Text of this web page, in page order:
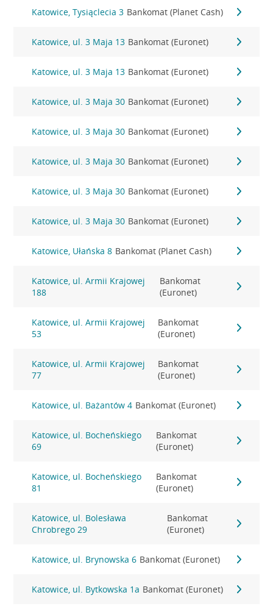
Katowice, Tysiąclecia 3 Bankomat (Planet Cash)
Katowice, ul. 3 Maja 13 Bankomat (Euronet)
Katowice, ul. 3 Maja 13 Bankomat (Euronet)
Katowice, ul. 3 Maja 30 Bankomat (Euronet)
Katowice, ul. 3 Maja 30 Bankomat (Euronet)
Katowice, ul. 3 Maja 30 Bankomat (Euronet)
Katowice, ul. 3 Maja 30 Bankomat (Euronet)
Katowice, ul. 3 Maja 30 Bankomat (Euronet)
Katowice, Ułańska 8 Bankomat (Planet Cash)
Katowice, ul. Armii Krajowej
188
Bankomat
(Euronet)
Katowice, ul. Armii Krajowej
53
Bankomat
(Euronet)
Katowice, ul. Armii Krajowej
77
Bankomat
(Euronet)
Katowice, ul. Bażantów 4 Bankomat (Euronet)
Katowice, ul. Bocheńskiego
69
Bankomat
(Euronet)
Katowice, ul. Bocheńskiego
81
Bankomat
(Euronet)
Katowice, ul. Bolesława
Chrobrego 29
Bankomat
(Euronet)
Katowice, ul. Brynowska 6 Bankomat (Euronet)
Katowice, ul. Bytkowska 1a Bankomat (Euronet)